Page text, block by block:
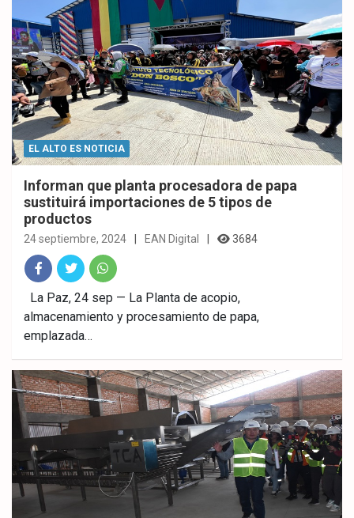
EL ALTO ES NOTICIA
Informan que planta procesadora de papa
sustituirá importaciones de 5 tipos de
productos
24 septiembre, 2024 EAN Digital 3684
Fac
ebo
Twitt
er
What
sAp
La Paz, 24 sep — La Planta de acopio,
almacenamiento y procesamiento de papa,
emplazada…